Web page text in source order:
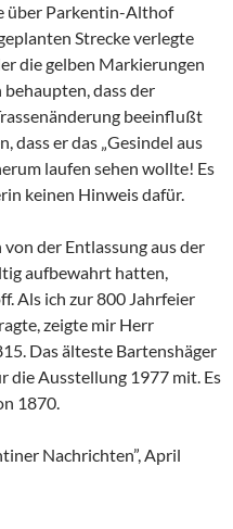
über Parkentin-Althof
Strecke verlegte
die gelben Markierungen
behaupten, dass der
beeinflußt
dass er das „Gesindel aus
laufen sehen wollte! Es
keinen Hinweis dafür.
der Entlassung aus der
aufbewahrt hatten,
Als ich zur 800 Jahrfeier
zeigte mir Herr
Das älteste Bartenshäger
die Ausstellung 1977 mit. Es
1870.
Nachrichten”, April